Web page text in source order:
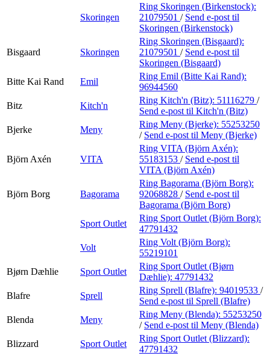
Skoringen
Ring Skoringen (Birkenstock):
21079501 / Send e-post til
Skoringen (Birkenstock)
Bisgaard Skoringen
Ring Skoringen (Bisgaard):
21079501 / Send e-post til
Skoringen (Bisgaard)
Bitte Kai Rand
Emil
Ring Emil (Bitte Kai Rand):
96944560
Bitz
Kitch'n
Ring Kitch'n (Bitz): 51116279 /
Send e-post til Kitch'n (Bitz)
Bjerke
Meny
Ring Meny (Bjerke): 55253250
/ Send e-post til Meny (Bjerke)
Björn Axén VITA
Ring VITA (Björn Axén):
55183153 / Send e-post til
VITA (Björn Axén)
Björn Borg Bagorama
Ring Bagorama (Björn Borg):
92068828 / Send e-post til
Bagorama (Björn Borg)
Sport Outlet
Ring Sport Outlet (Björn Borg):
47791432
Volt
Ring Volt (Björn Borg):
55219101
Bjørn Dæhlie
Sport Outlet
Ring Sport Outlet (Bjørn
Dæhlie): 47791432
Blafre
Sprell
Ring Sprell (Blafre): 94019533 /
Send e-post til Sprell (Blafre)
Blenda
Meny
Ring Meny (Blenda): 55253250
/ Send e-post til Meny (Blenda)
Blizzard
Sport Outlet
Ring Sport Outlet (Blizzard):
47791432